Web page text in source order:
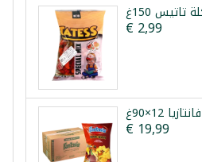
150غ
€ 2,99
€ 19,99